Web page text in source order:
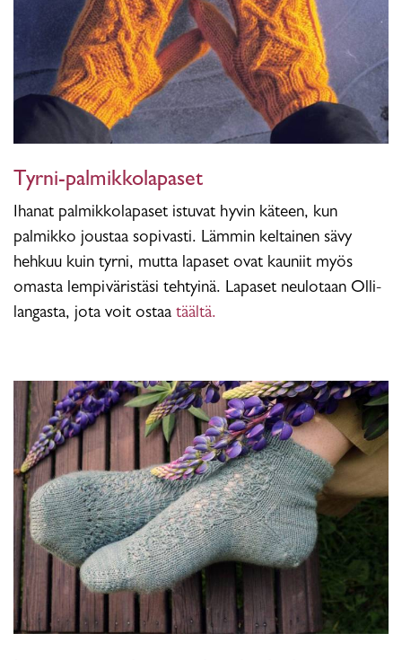
Tyrni-palmikkolapaset
Ihanat palmikkolapaset istuvat hyvin käteen, kun
palmikko joustaa sopivasti. Lämmin keltainen sävy
hehkuu kuin tyrni, mutta lapaset ovat kauniit myös
omasta lempiväristäsi tehtyinä. Lapaset neulotaan Olli-
langasta, jota voit ostaa täältä.